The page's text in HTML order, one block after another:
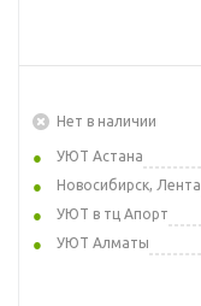
Нет в наличии
УЮТ Астана
Новосибирск, Лента
УЮТ в тц Апорт
УЮТ Алматы